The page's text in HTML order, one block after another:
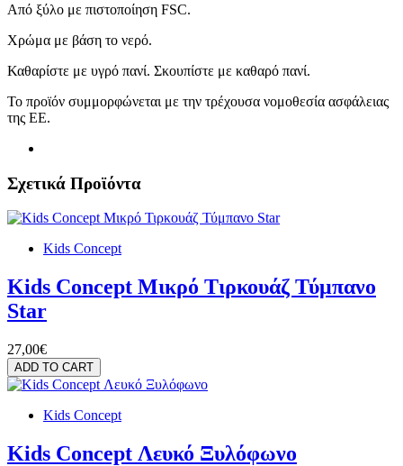
Από ξύλο με πιστοποίηση FSC.
Χρώμα με βάση το νερό.
Καθαρίστε με υγρό πανί. Σκουπίστε με καθαρό πανί.
Το προϊόν συμμορφώνεται με την τρέχουσα νομοθεσία ασφάλειας
της ΕΕ.
Σχετικά Προϊόντα
Kids Concept
Kids Concept Μικρό Τιρκουάζ Τύμπανο
Star
27,00€
ADD TO CART
Kids Concept
Kids Concept Λευκό Ξυλόφωνο